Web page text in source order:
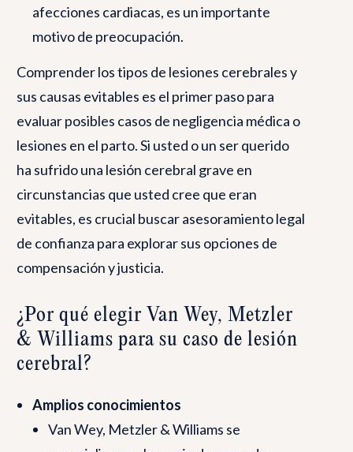
afecciones cardiacas, es un importante
motivo de preocupación.
Comprender los tipos de lesiones cerebrales y
sus causas evitables es el primer paso para
evaluar posibles casos de negligencia médica o
lesiones en el parto. Si usted o un ser querido
ha sufrido una lesión cerebral grave en
circunstancias que usted cree que eran
evitables, es crucial buscar asesoramiento legal
de confianza para explorar sus opciones de
compensación y justicia.
¿Por qué elegir Van Wey, Metzler
& Williams para su caso de lesión
cerebral?
Amplios conocimientos
Van Wey, Metzler & Williams se